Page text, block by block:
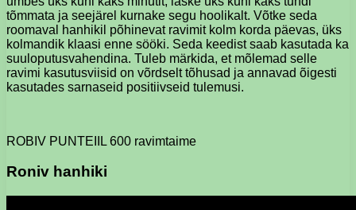
tõmmata ja seejärel kurnake segu hoolikalt. Võtke seda
roomaval hanhikil põhinevat ravimit kolm korda päevas, üks
kolmandik klaasi enne sööki. Seda keedist saab kasutada ka
suuloputusvahendina. Tuleb märkida, et mõlemad selle
ravimi kasutusviisid on võrdselt tõhusad ja annavad õigesti
kasutades sarnaseid positiivseid tulemusi.
ROBIV PUNTEIIL 600 ravimtaime
Roniv hanhiki